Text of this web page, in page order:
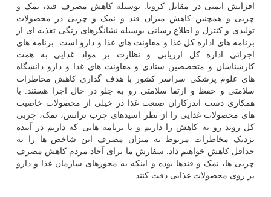
افزایش ایمنی در مقابل کرونا: بوسیله کاهش مصرف قند، نمک و
چربی و همچنین کاهش میزان قند و نمک و چربی در محصولات
تولیدی و کنترل و اطلاع رسانی بوسیله نشانگرهای رنگی تغذیه ای از
برنامه های اداره کل غذا و معاونت های غذا و دارو است. برنامه های
اجرائی اداره کل ارزیابی و نظارت بر مواد غذایی به همت
کارشناسان و متخصصین ستادی و معاونت های غذا و دارو دانشگاه
های علوم پزشکی سراسر کشور با هدف گذاری کاهش مخاطرات
سلامتی و حفظ و ارتقا سلامتی رو به جلو در حال اجرا هستند. با
همکاری دست اندرکاران صنعت غذا در خیلی از محصولات خاصیت
های محصولات غذایی را از نظر اسیدهای چرب ترانس، نمک، چربی
کل روند رو به کاهش را داریم و با برنامه هایی که داریم در آینده
نزدیک مخاطرات مربوط به میزان مصرف این شاخص ها را به
حداقل کاهش خواهیم داد. سفارش ما برای آحاد مردم کاهش مصرف
چربی ها، نمک و قندها بوده و اینکه به مجوزهای سازمان غذا و دارو
بر روی محصولات غذایی دقت کنند.